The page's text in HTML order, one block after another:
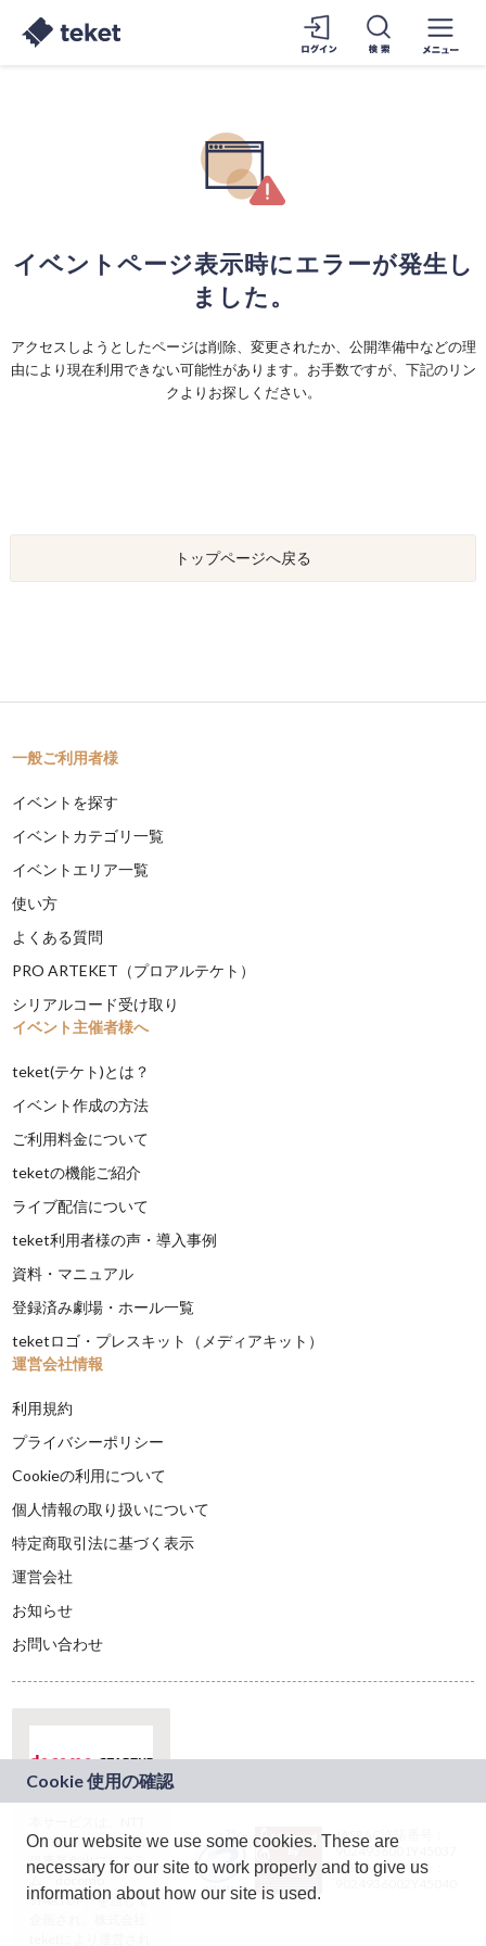
イベントページ表示時にエラーが発生し
ました。
アクセスしようとしたページは削除、変更されたか、公開準備中などの理
由により現在利用できない可能性があります。お手数ですが、下記のリン
クよりお探しください。
トップページへ戻る
一般ご利用者様
イベントを探す
イベントカテゴリ一覧
イベントエリア一覧
使い方
よくある質問
PRO ARTEKET（プロアルテケト）
シリアルコード受け取り
イベント主催者様へ
teket(テケト)とは？
イベント作成の方法
ご利用料金について
teketの機能ご紹介
ライブ配信について
teket利用者様の声・導入事例
資料・マニュアル
登録済み劇場・ホール一覧
teketロゴ・プレスキット（メディアキット）
運営会社情報
利用規約
プライバシーポリシー
Cookieの利用について
個人情報の取り扱いについて
特定商取引法に基づく表示
運営会社
お知らせ
お問い合わせ
ドコモグループの新
規事業創出プログラ
ム「docomo
STARTUP」を通じて
JASRAC許諾番号：
9024936001Y45037
JASRAC許諾番号：
On our website we use some cookies. These are
necessary for our site to work properly and to give us
information about how our site is used.